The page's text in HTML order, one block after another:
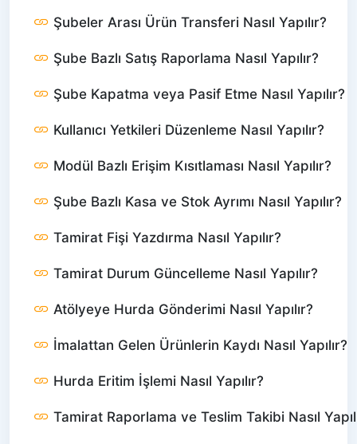
Şubeler Arası Ürün Transferi Nasıl Yapılır?
Şube Bazlı Satış Raporlama Nasıl Yapılır?
Şube Kapatma veya Pasif Etme Nasıl Yapılır?
Kullanıcı Yetkileri Düzenleme Nasıl Yapılır?
Modül Bazlı Erişim Kısıtlaması Nasıl Yapılır?
Şube Bazlı Kasa ve Stok Ayrımı Nasıl Yapılır?
Tamirat Fişi Yazdırma Nasıl Yapılır?
Tamirat Durum Güncelleme Nasıl Yapılır?
Atölyeye Hurda Gönderimi Nasıl Yapılır?
İmalattan Gelen Ürünlerin Kaydı Nasıl Yapılır?
Hurda Eritim İşlemi Nasıl Yapılır?
Tamirat Raporlama ve Teslim Takibi Nasıl